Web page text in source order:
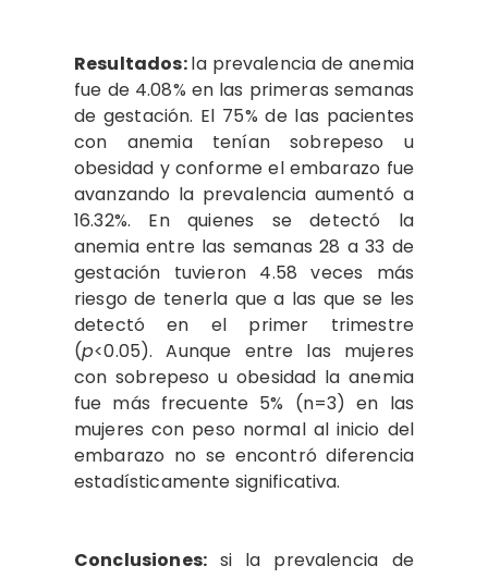
Resultados:la prevalencia de anemia
fue de 4.08% en las primeras semanas
de gestación. El 75% de las pacientes
con anemia tenían sobrepeso u
obesidad y conforme el embarazo fue
avanzando la prevalencia aumentó a
16.32%. En quienes se detectó la
anemia entre las semanas 28 a 33 de
gestación tuvieron 4.58 veces más
riesgo de tenerla que a las que se les
detectó en el primer trimestre
(p<0.05). Aunque entre las mujeres
con sobrepeso u obesidad la anemia
fue más frecuente 5% (n=3) en las
mujeres con peso normal al inicio del
embarazo no se encontró diferencia
estadísticamente significativa.
Conclusiones: si la prevalencia de